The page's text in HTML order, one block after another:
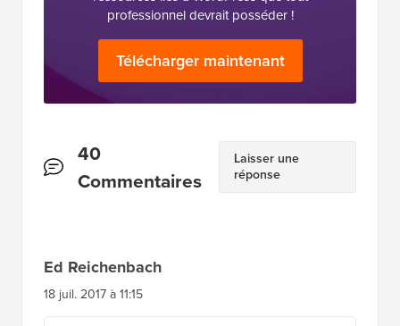
professionnel devrait posséder !
Télécharger maintenant
Interactions
des
40
Commentaires
Laisser une
réponse
Ed Reichenbach
18 juil. 2017 à 11:15